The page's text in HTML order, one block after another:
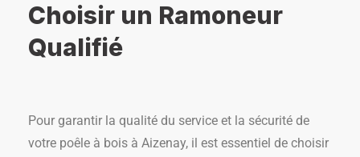
Choisir un Ramoneur
Qualifié
Pour garantir la qualité du service et la sécurité de
votre poêle à bois à Aizenay, il est essentiel de choisir